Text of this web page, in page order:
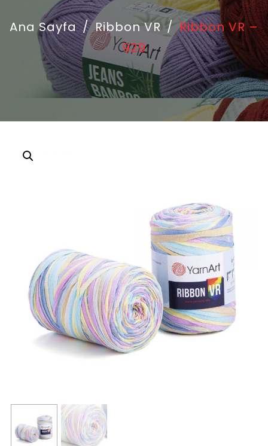
Ana Sayfa / Ribbon VR / Ribbon VR –
929